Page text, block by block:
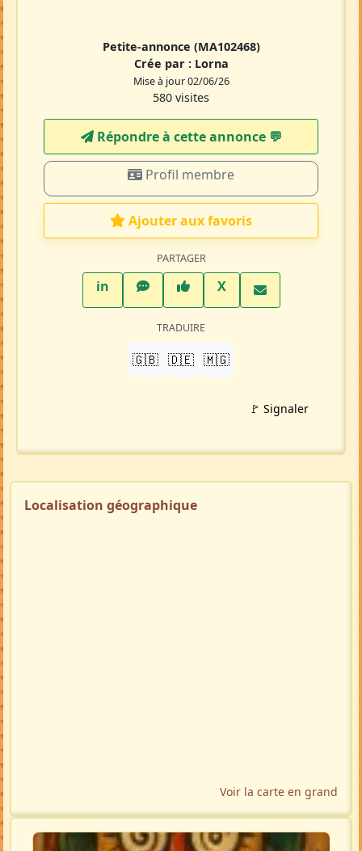
Petite-annonce (MA102468)
Crée par : Lorna
Mise à jour 02/06/26
580 visites
Répondre à cette annonce 💬​
Profil membre
Ajouter aux favoris
PARTAGER
inLinkedInWhatsAppFacebook
XTwitter X
TRADUIRE
🇬🇧 🇩🇪 🇲🇬
🚩 Signaler
Localisation géographique
Voir la carte en grand